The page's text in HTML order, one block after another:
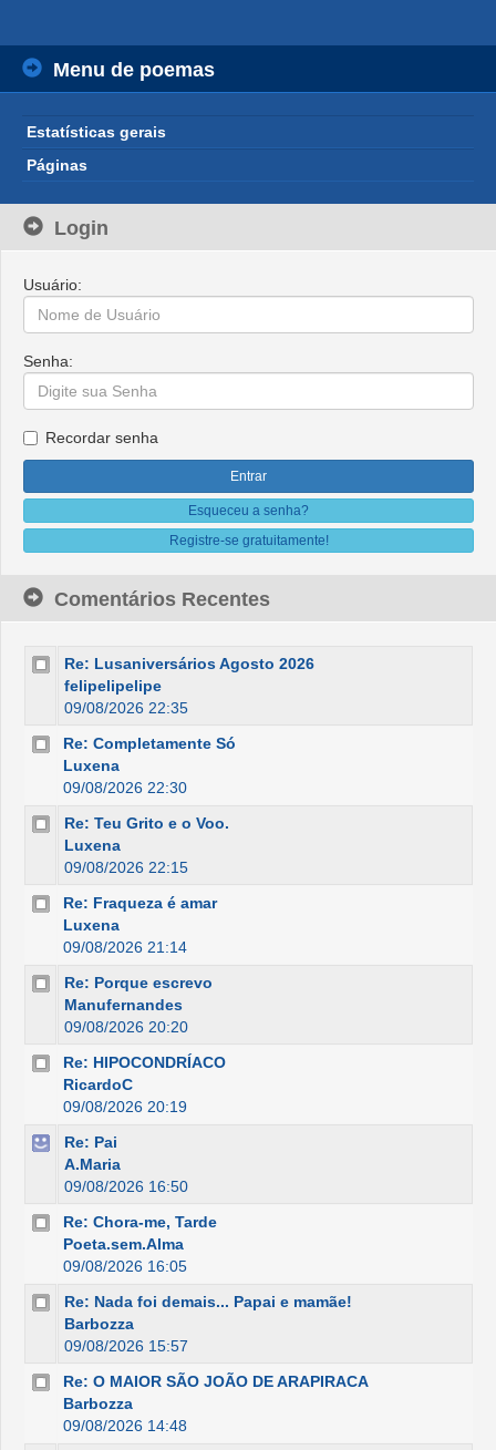
Menu de poemas
Estatísticas gerais
Páginas
Login
Usuário:
Senha:
Recordar senha
Esqueceu a senha?
Registre-se gratuitamente!
Comentários Recentes
Re: Lusaniversários Agosto 2026
felipelipelipe
09/08/2026 22:35
Re: Completamente Só
Luxena
09/08/2026 22:30
Re: Teu Grito e o Voo.
Luxena
09/08/2026 22:15
Re: Fraqueza é amar
Luxena
09/08/2026 21:14
Re: Porque escrevo
Manufernandes
09/08/2026 20:20
Re: HIPOCONDRÍACO
RicardoC
09/08/2026 20:19
Re: Pai
A.Maria
09/08/2026 16:50
Re: Chora-me, Tarde
Poeta.sem.Alma
09/08/2026 16:05
Re: Nada foi demais... Papai e mamãe!
Barbozza
09/08/2026 15:57
Re: O MAIOR SÃO JOÃO DE ARAPIRACA
Barbozza
09/08/2026 14:48